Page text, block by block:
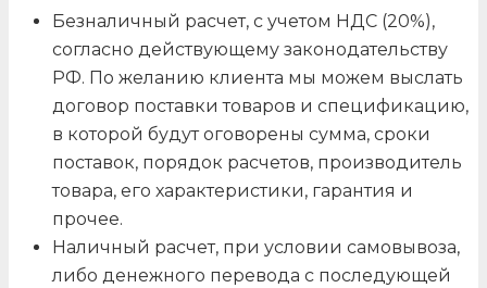
Безналичный расчет, с учетом НДС (20%),
согласно действующему законодательству
РФ. По желанию клиента мы можем выслать
договор поставки товаров и спецификацию,
в которой будут оговорены сумма, сроки
поставок, порядок расчетов, производитель
товара, его характеристики, гарантия и
прочее.
Наличный расчет, при условии самовывоза,
либо денежного перевода с последующей